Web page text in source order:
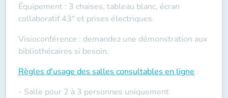
Équipement : 3 chaises, tableau blanc, écran
collaboratif 43" et prises électriques.
Visioconférence : demandez une démonstration aux
bibliothécaires si besoin.
Règles d'usage des salles consultables en ligne :
- Salle pour 2 à 3 personnes uniquement